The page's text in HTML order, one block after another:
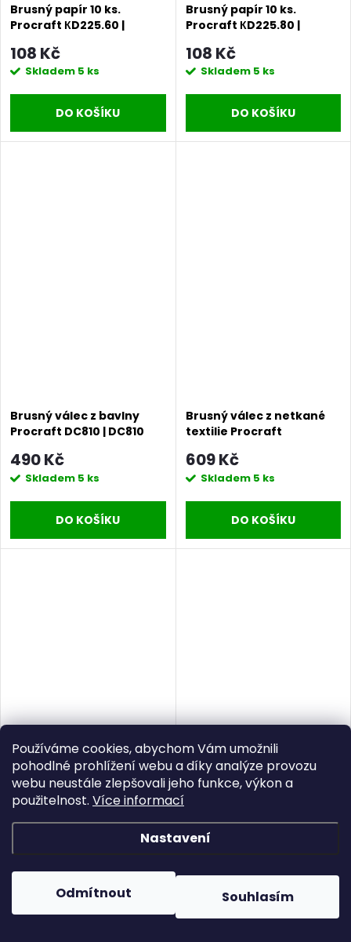
Používáme cookies, abychom Vám umožnili
pohodlné prohlížení webu a díky analýze provozu
webu neustále zlepšovali jeho funkce, výkon a
použitelnost. Více informací
Nastavení
Odmítnout Souhlasím
Brusný papír 10 ks.
Procraft КD225.60 |
108 Kč
Skladem 5 ks
DO KOŠÍKU
Brusný papír 10 ks.
Procraft КD225.80 |
108 Kč
Skladem 5 ks
DO KOŠÍKU
Brusný válec z bavlny
Procraft DC810 | DC810
490 Kč
Skladem 5 ks
DO KOŠÍKU
Brusný válec z netkané
textilie Procraft
609 Kč
Skladem 5 ks
DO KOŠÍKU
Brusný válec z ocelového
drátu Procraft DSW810 |
DSW810
457 Kč
5 ks
Brusný válec z
polymerního abrazivního